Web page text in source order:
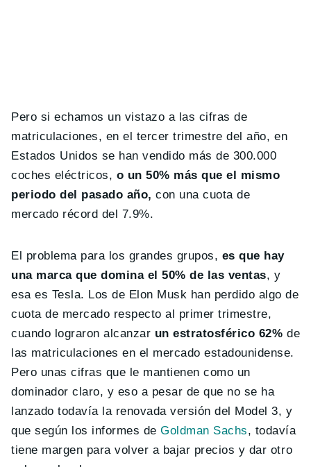
Pero si echamos un vistazo a las cifras de
matriculaciones, en el tercer trimestre del año, en
Estados Unidos se han vendido más de 300.000
coches eléctricos, o un 50% más que el mismo
periodo del pasado año, con una cuota de
mercado récord del 7.9%.
El problema para los grandes grupos, es que hay
una marca que domina el 50% de las ventas, y
esa es Tesla. Los de Elon Musk han perdido algo de
cuota de mercado respecto al primer trimestre,
cuando lograron alcanzar un estratosférico 62% de
las matriculaciones en el mercado estadounidense.
Pero unas cifras que le mantienen como un
dominador claro, y eso a pesar de que no se ha
lanzado todavía la renovada versión del Model 3, y
que según los informes deGoldman Sachs, todavía
tiene margen para volver a bajar precios y dar otro